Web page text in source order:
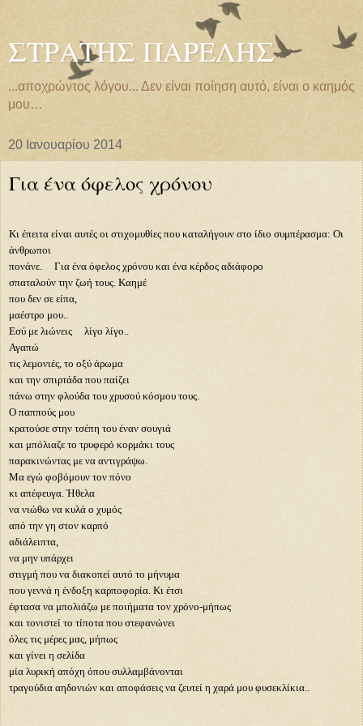
ΣΤΡΑΤΗΣ ΠΑΡΕΛΗΣ
...αποχρώντος λόγου... Δεν είναι ποίηση αυτό, είναι ο καημός
μου…
20 Ιανουαρίου 2014
Για ένα όφελος χρόνου
Κι έπειτα είναι αυτές οι στιχομυθίες που καταλήγουν στο ίδιο συμπέρασμα: Οι
άνθρωποι
πονάνε. Για ένα όφελος χρόνου και ένα κέρδος αδιάφορο
σπαταλούν την ζωή τους. Καημέ
που δεν σε είπα,
μαέστρο μου..
Εσύ με λιώνεις λίγο λίγο..
Αγαπώ
τις λεμονιές, το οξύ άρωμα
και την σπιρτάδα που παίζει
πάνω στην φλούδα του χρυσού κόσμου τους.
Ο παππούς μου
κρατούσε στην τσέπη του έναν σουγιά
και μπόλιαζε το τρυφερό κορμάκι τους
παρακινώντας με να αντιγράψω.
Μα εγώ φοβόμουν τον πόνο
κι απέφευγα. Ήθελα
να νιώθω να κυλά ο χυμός
από την γη στον καρπό
αδιάλειπτα,
να μην υπάρχει
στιγμή που να διακοπεί αυτό το μήνυμα
που γεννά η ένδοξη καρποφορία. Κι έτσι
έφτασα να μπολιάζω με ποιήματα τον χρόνο-μήπως
και τονιστεί το τίποτα που στεφανώνει
όλες τις μέρες μας, μήπως
και γίνει η σελίδα
μία λυρική απόχη όπου συλλαμβάνονται
τραγούδια αηδονιών και αποφάσεις να ζευτεί η χαρά μου φυσεκλίκια..